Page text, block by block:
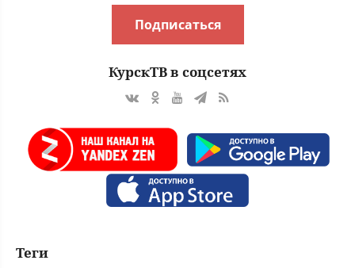
Подписаться
КурскТВ в соцсетях
Теги